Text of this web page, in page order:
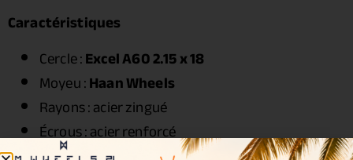
Caractéristiques
Cercle :Excel A60 2.15 x 18
Moyeu :Haan Wheels
Rayons : acier zingué
Écrous : acier renforcé